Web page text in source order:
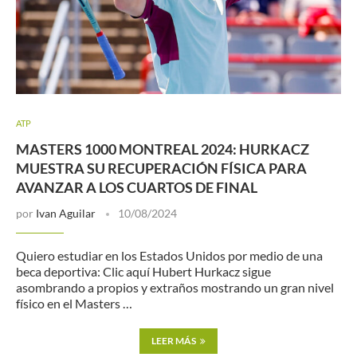
ATP
MASTERS 1000 MONTREAL 2024: HURKACZ
MUESTRA SU RECUPERACIÓN FÍSICA PARA
AVANZAR A LOS CUARTOS DE FINAL
por Ivan Aguilar 10/08/2024
Quiero estudiar en los Estados Unidos por medio de una
beca deportiva: Clic aquí Hubert Hurkacz sigue
asombrando a propios y extraños mostrando un gran nivel
físico en el Masters …
LEER MÁS